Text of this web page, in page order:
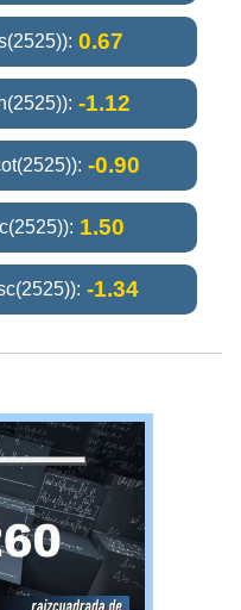
0.67
-1.12
-0.90
1.50
-1.34